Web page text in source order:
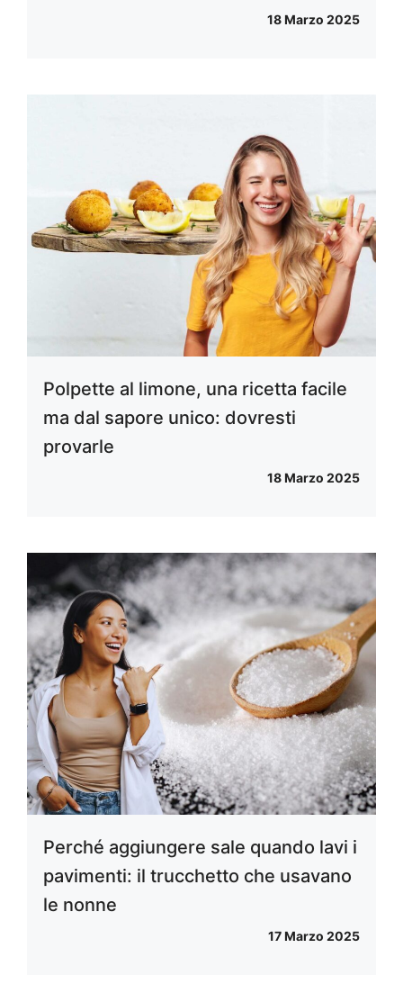
18 Marzo 2025
Polpette al limone, una ricetta facile
ma dal sapore unico: dovresti
provarle
18 Marzo 2025
Perché aggiungere sale quando lavi i
pavimenti: il trucchetto che usavano
le nonne
17 Marzo 2025